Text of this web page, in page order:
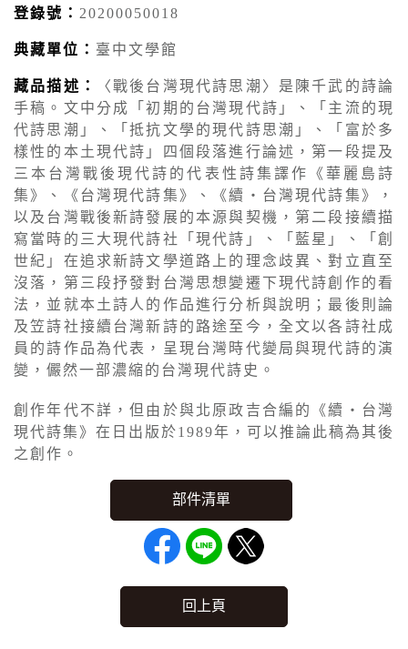
登錄號： 20200050018
典藏單位： 臺中文學館
藏品描述：
〈戰後台灣現代詩思潮〉是陳千武的詩論
手稿。文中分成「初期的台灣現代詩」、「主流的現
代詩思潮」、「抵抗文學的現代詩思潮」、「富於多
樣性的本土現代詩」四個段落進行論述，第一段提及
三本台灣戰後現代詩的代表性詩集譯作《華麗島詩
集》、《台灣現代詩集》、《續‧台灣現代詩集》，
以及台灣戰後新詩發展的本源與契機，第二段接續描
寫當時的三大現代詩社「現代詩」、「藍星」、「創
世紀」在追求新詩文學道路上的理念歧異、對立直至
沒落，第三段抒發對台灣思想變遷下現代詩創作的看
法，並就本土詩人的作品進行分析與說明；最後則論
及笠詩社接續台灣新詩的路途至今，全文以各詩社成
員的詩作品為代表，呈現台灣時代變局與現代詩的演
變，儼然一部濃縮的台灣現代詩史。
創作年代不詳，但由於與北原政吉合編的《續‧台灣
現代詩集》在日出版於1989年，可以推論此稿為其後
之創作。
回上頁